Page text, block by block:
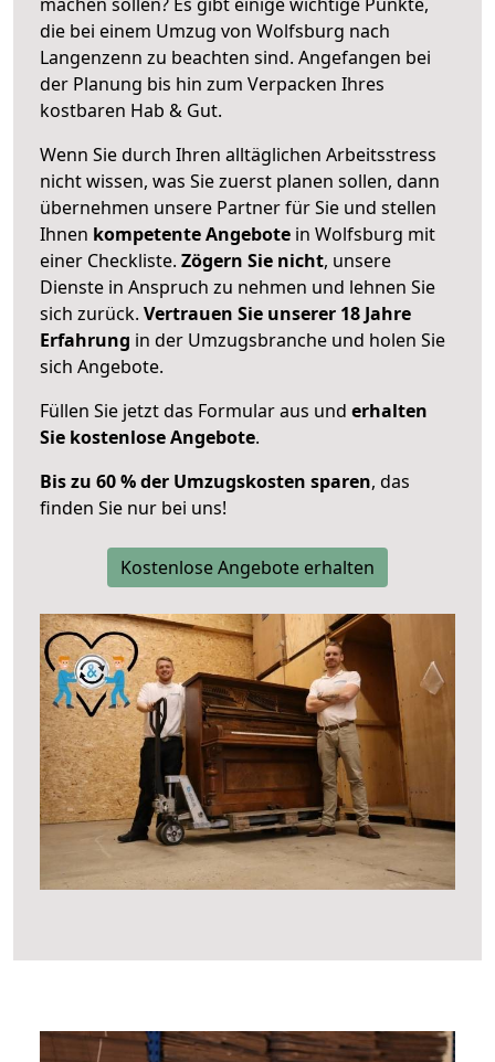
die bei einem Umzug von Wolfsburg nach
Langenzenn zu beachten sind. Angefangen bei
der Planung bis hin zum Verpacken Ihres
kostbaren Hab & Gut.
Wenn Sie durch Ihren alltäglichen Arbeitsstress
nicht wissen, was Sie zuerst planen sollen, dann
übernehmen unsere Partner für Sie und stellen
Ihnen kompetente Angebote in Wolfsburg mit
einer Checkliste. Zögern Sie nicht, unsere
Dienste in Anspruch zu nehmen und lehnen Sie
sich zurück. Vertrauen Sie unserer 18 Jahre
Erfahrung in der Umzugsbranche und holen Sie
sich Angebote.
Füllen Sie jetzt das Formular aus und erhalten
Sie kostenlose Angebote.
Bis zu 60 % der Umzugskosten sparen, das
finden Sie nur bei uns!
Kostenlose Angebote erhalten